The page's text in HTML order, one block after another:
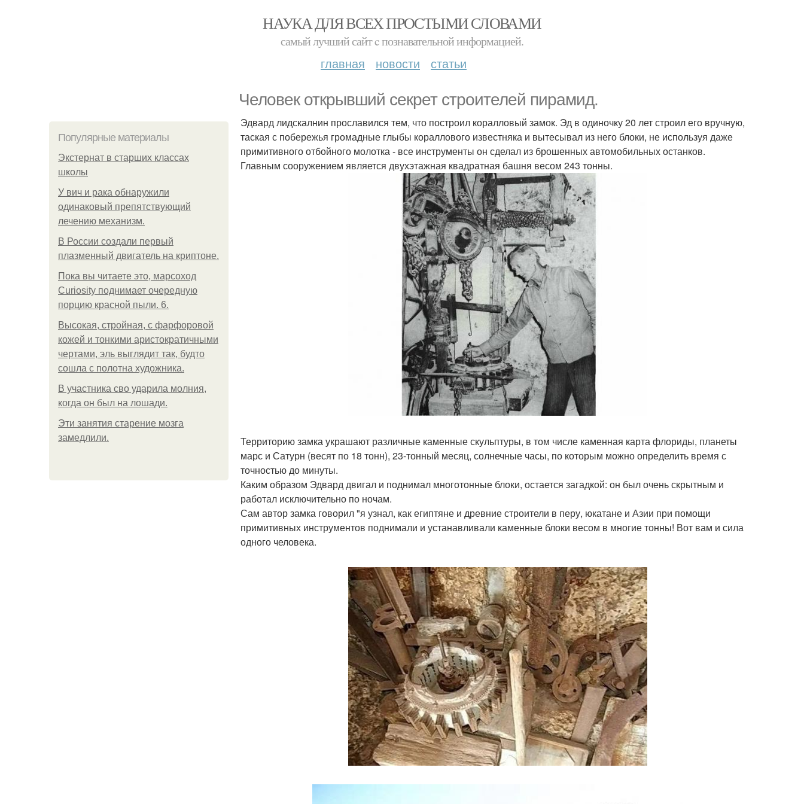
НАУКА ДЛЯ ВСЕХ ПРОСТЫМИ СЛОВАМИ
самый лучший сайт c познавательной информацией.
главная новости статьи
Человек открывший секрет строителей пирамид.
Популярные материалы
Экстернат в старших классах
школы
У вич и рака обнаружили
одинаковый препятствующий
лечению механизм.
В России создали первый
плазменный двигатель на криптоне.
Пока вы читаете это, марсоход
Curiosity поднимает очередную
порцию красной пыли. 6.
Высокая, стройная, с фарфоровой
кожей и тонкими аристократичными
чертами, эль выглядит так, будто
сошла с полотна художника.
В участника сво ударила молния,
когда он был на лошади.
Эти занятия старение мозга
замедлили.
Эдвард лидскалнин прославился тем, что построил коралловый замок. Эд в одиночку 20 лет строил его вручную,
таская с побережья громадные глыбы кораллового известняка и вытесывал из него блоки, не используя даже
примитивного отбойного молотка - все инструменты он сделал из брошенных автомобильных останков.
Главным сооружением является двухэтажная квадратная башня весом 243 тонны.
Территорию замка украшают различные каменные скульптуры, в том числе каменная карта флориды, планеты
марс и Сатурн (весят по 18 тонн), 23-тонный месяц, солнечные часы, по которым можно определить время с
точностью до минуты.
Каким образом Эдвард двигал и поднимал многотонные блоки, остается загадкой: он был очень скрытным и
работал исключительно по ночам.
Сам автор замка говорил "я узнал, как египтяне и древние строители в перу, юкатане и Азии при помощи
примитивных инструментов поднимали и устанавливали каменные блоки весом в многие тонны! Вот вам и сила
одного человека.